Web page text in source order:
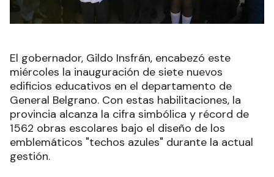
El gobernador, Gildo Insfrán, encabezó este
miércoles la inauguración de siete nuevos
edificios educativos en el departamento de
General Belgrano. Con estas habilitaciones, la
provincia alcanza la cifra simbólica y récord de
1562 obras escolares bajo el diseño de los
emblemáticos "techos azules" durante la actual
gestión.